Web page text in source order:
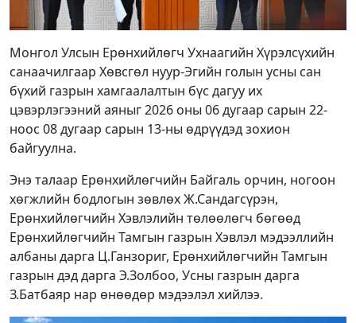
Монгол Улсын Ерөнхийлөгч Ухнаагийн Хүрэлсүхийн
санаачилгаар Хөвсгөл нуур-Эгийн голын усны сан
бүхий газрын хамгаалалтын бүс дагуу их
цэвэрлэгээний аяныг 2026 оны 06 дугаар сарын 22-
ноос 08 дугаар сарын 13-ны өдрүүдэд зохион
байгуулна.
Энэ талаар Ерөнхийлөгчийн Байгаль орчин, ногоон
хөгжлийн бодлогын зөвлөх Ж.Сандагсүрэн,
Ерөнхийлөгчийн Хэвлэлийн төлөөлөгч бөгөөд
Ерөнхийлөгчийн Тамгын газрын Хэвлэл мэдээллийн
албаны дарга Ц.Ганзориг, Ерөнхийлөгчийн Тамгын
газрын дэд дарга Э.Золбоо, Усны газрын дарга
З.Батбаяр нар өнөөдөр мэдээлэл хийлээ.